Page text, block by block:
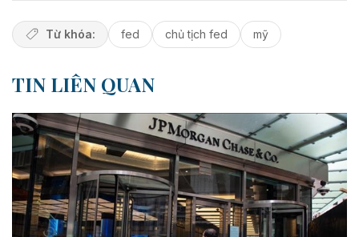
Từ khóa: fed chủ tịch fed mỹ
TIN LIÊN QUAN